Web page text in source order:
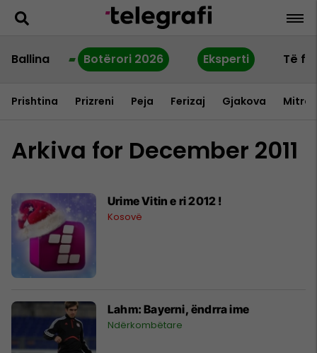
Ballina Botërori 2026 Eksperti Të
Prishtina Prizreni Peja Ferizaj Gjakova
Arkiva for December 2011
Urime Vitin e ri 2012 !
Kosovë
Lahm: Bayerni, ëndrra ime
Ndërkombëtare